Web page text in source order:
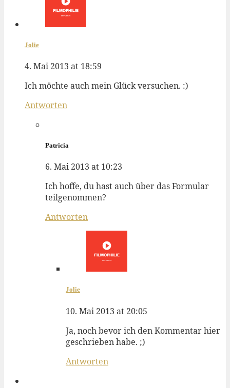
Jolie
4. Mai 2013 at 18:59
Ich möchte auch mein Glück versuchen. :)
Antworten
Patricia
6. Mai 2013 at 10:23
Ich hoffe, du hast auch über das Formular
teilgenommen?
Antworten
Jolie
10. Mai 2013 at 20:05
Ja, noch bevor ich den Kommentar hier
geschrieben habe. ;)
Antworten